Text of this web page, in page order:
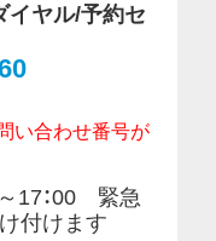
イヤル/予約セ
い合わせ番号が
17：00 緊急
付けます